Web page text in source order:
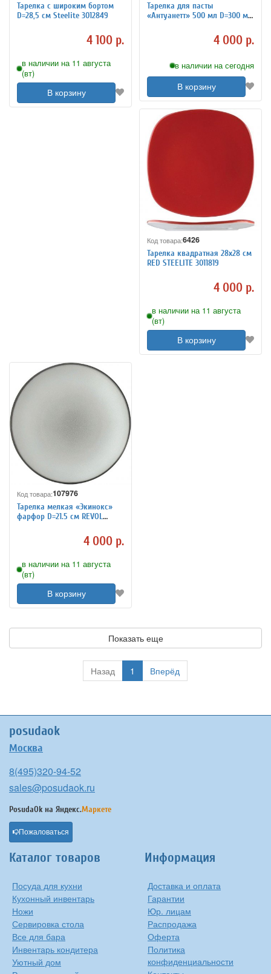
Тарелка с широким бортом
D=28,5 см Steelite 3012849
4 100 р.
в наличии на 11 августа
(вт)
В корзину
Тарелка для пасты
«Антуанетт» 500 мл D=300 мм
4 000 р.
в наличии на сегодня
В корзину
Код товара:6426
Тарелка квадратная 28x28 см
RED STEELITE 3011819
4 000 р.
в наличии на 11 августа
(вт)
В корзину
Код товара:107976
Тарелка мелкая «Экинокс»
фарфор D=21.5 см REVOL
4 000 р.
в наличии на 11 августа
(вт)
В корзину
Показать еще
Назад 1 Вперёд
posudaok
Москва
8(495)320-94-52
sales@posudaok.ru
PosudaOk на Яндекс.Маркете
Пожаловаться
Каталог товаров
Посуда для кухни
Кухонный инвентарь
Ножи
Сервировка стола
Все для бара
Инвентарь кондитера
Уютный дом
Информация
Доставка и оплата
Гарантии
Юр. лицам
Распродажа
Оферта
Политика
конфиденциальности